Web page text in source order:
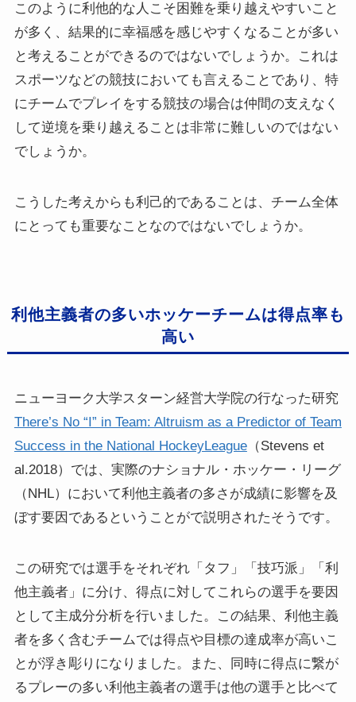
このように利他的な人こそ困難を乗り越えやすいこと
が多く、結果的に幸福感を感じやすくなることが多い
と考えることができるのではないでしょうか。これは
スポーツなどの競技においても言えることであり、特
にチームでプレイをする競技の場合は仲間の支えなく
して逆境を乗り越えることは非常に難しいのではない
でしょうか。
こうした考えからも利己的であることは、チーム全体
にとっても重要なことなのではないでしょうか。
利他主義者の多いホッケーチームは得点率も
高い
ニューヨーク大学スターン経営大学院の行なった研究
There’s No “I” in Team: Altruism as a Predictor of Team
Success in the National HockeyLeague（Stevens et
al.2018）では、実際のナショナル・ホッケー・リーグ
（NHL）において利他主義者の多さが成績に影響を及
ぼす要因であるということがで説明されたそうです。
この研究では選手をそれぞれ「タフ」「技巧派」「利
他主義者」に分け、得点に対してこれらの選手を要因
として主成分分析を行いました。この結果、利他主義
者を多く含むチームでは得点や目標の達成率が高いこ
とが浮き彫りになりました。また、同時に得点に繋が
るプレーの多い利他主義者の選手は他の選手と比べて